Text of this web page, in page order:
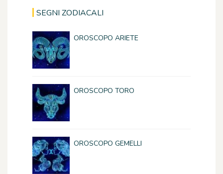
SEGNI ZODIACALI
OROSCOPO ARIETE
OROSCOPO TORO
OROSCOPO GEMELLI